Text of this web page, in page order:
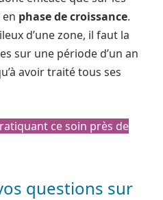
phase de croissance.
d’une zone, il faut la
sur une période d’un an
avoir traité tous ses
ce soin près de
questions sur